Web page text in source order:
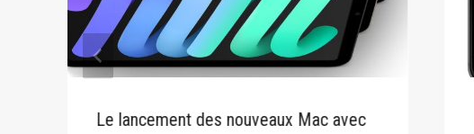
Le lancement des nouveaux Mac avec